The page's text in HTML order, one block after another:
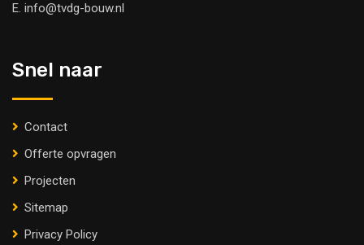
E. info@tvdg-bouw.nl
Snel naar
Contact
Offerte opvragen
Projecten
Sitemap
Privacy Policy